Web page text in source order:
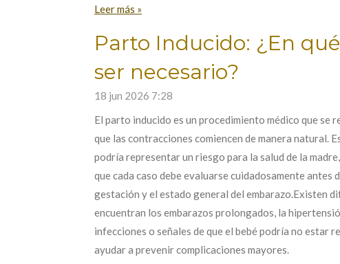
Leer más »
Parto Inducido: ¿En
ser necesario?
18 jun 2026 7:28
El parto inducido es un procedimiento médico que
que las contracciones comiencen de manera natural.
podría representar un riesgo para la salud de la
que cada caso debe evaluarse cuidadosamente antes
gestación y el estado general del embarazo.Existen
encuentran los embarazos prolongados, la
infecciones o señales de que el bebé podría no
ayudar a prevenir complicaciones mayores.